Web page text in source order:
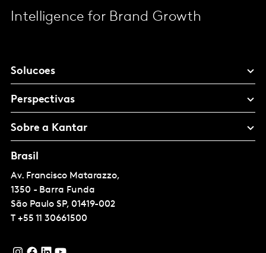
Intelligence for Brand Growth
Solucoes
Perspectivas
Sobre a Kantar
Brasil
Av. Francisco Matarazzo,
1350 - Barra Funda
São Paulo SP, 01419-002
T +55 11 30661500